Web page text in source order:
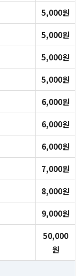
5,000원
5,000원
5,000원
5,000원
6,000원
6,000원
6,000원
7,000원
8,000원
9,000원
50,000
원